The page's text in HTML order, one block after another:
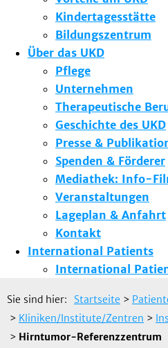
Kindertagesstätte
Bildungszentrum
Über das UKD
Pflege
Unternehmen
Therapeutische
Geschichte des UKD
Presse &
Spenden & Förderer
Mediathek: Info-
Veranstaltungen
Lageplan & Anfahrt
Kontakt
International Patients
International
Sie sind hier: Startseite >
> Kliniken/Institute/Zentren >
> Hirntumor-Referenzzentrum